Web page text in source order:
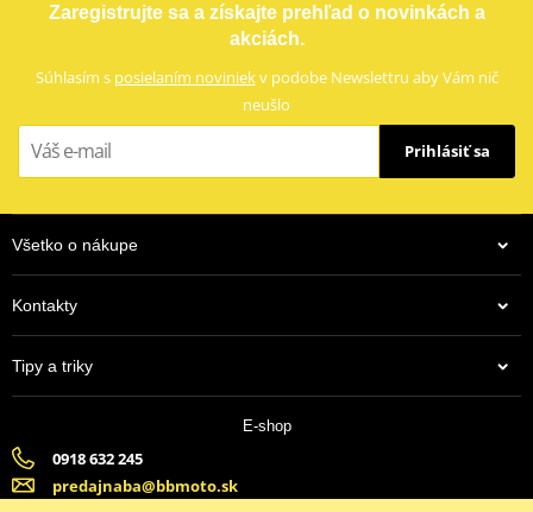
Ochranná plastová vložka na päte
Vstrekovaním odliate plastové ochrany
Plasty na radení, päte a boku
hustotou
Zapínanie na klasický a suchý zips
S.A.S Bezpečnostná členková výstuha
Ventilačné otvory
Zaregistrujte sa a získajte prehľad o novinkách a
akciách.
Súhlasím s posielaním noviniekv podobe Newslettru aby Vám nič
neušlo
Prihlásiť sa
Všetko o nákupe
Kontakty
Tipy a triky
E-shop
0918 632 245
predajnaba@bbmoto.sk